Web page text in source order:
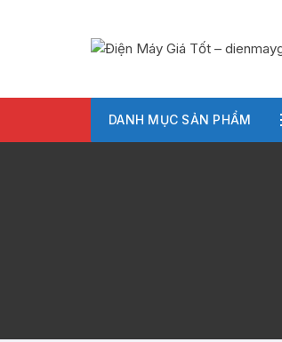
DANH MỤC SẢN PHẨM